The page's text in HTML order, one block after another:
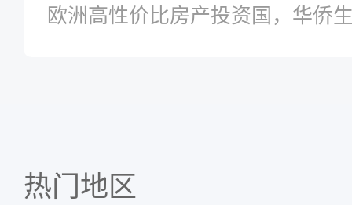
欧洲高性价比房产投资国，华侨
热门地区